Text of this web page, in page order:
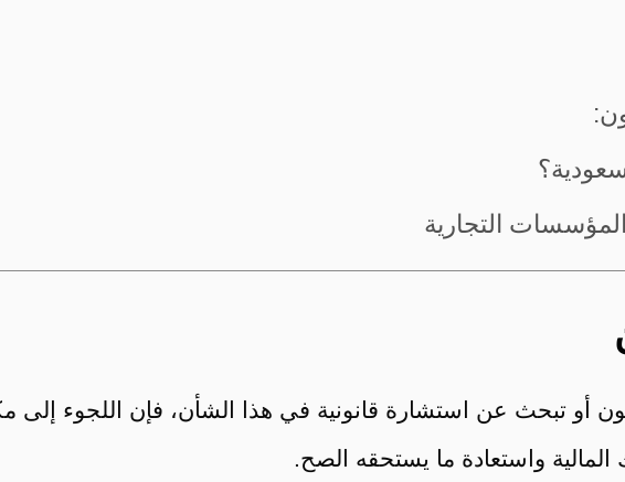
التجارية
أو تبحث عن استشارة قانونية في هذا الشأن، فإن اللجوء
واستعادة ما يستحقه الصح.